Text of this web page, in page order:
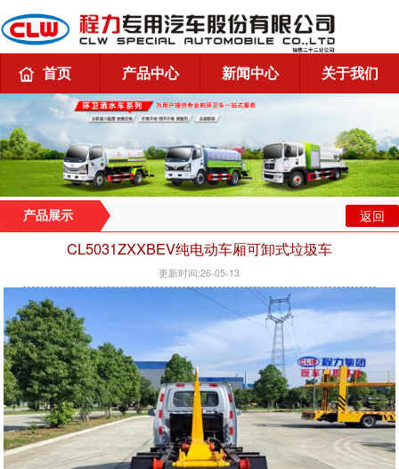
首页 产品中心 新闻中心 关于我们
产品展示 返回
CL5031ZXXBEV纯电动车厢可卸式垃圾车
更新时间:26-05-13